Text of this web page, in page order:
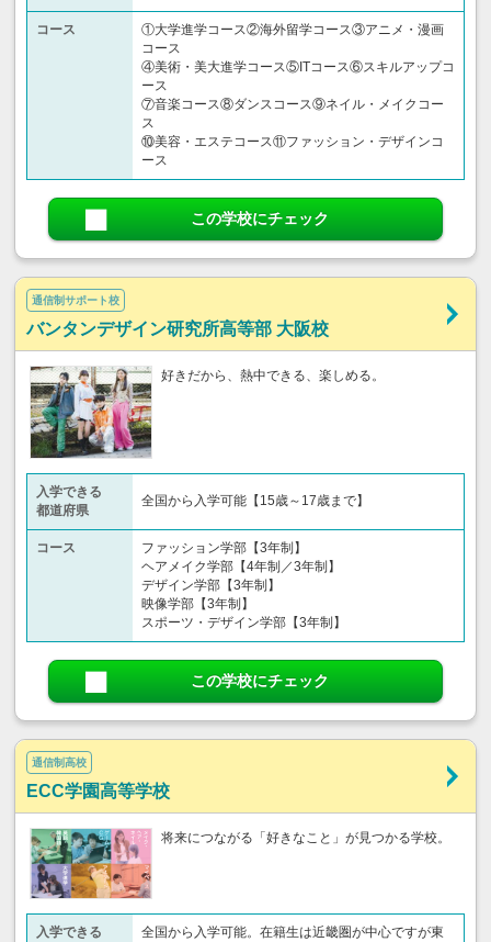
コース
①大学進学コース②海外留学コース③アニメ・漫画
コース
④美術・美大進学コース⑤ITコース⑥スキルアップコ
ース
⑦音楽コース⑧ダンスコース⑨ネイル・メイクコー
ス
⑩美容・エステコース⑪ファッション・デザインコ
ース
この学校にチェック
通信制サポート校
バンタンデザイン研究所高等部 大阪校
好きだから、熱中できる、楽しめる。
入学できる
都道府県
全国から入学可能【15歳～17歳まで】
コース
ファッション学部【3年制】
ヘアメイク学部【4年制／3年制】
デザイン学部【3年制】
映像学部【3年制】
スポーツ・デザイン学部【3年制】
この学校にチェック
通信制高校
ECC学園高等学校
将来につながる「好きなこと」が見つかる学校。
入学できる
全国から入学可能。在籍生は近畿圏が中心ですが東